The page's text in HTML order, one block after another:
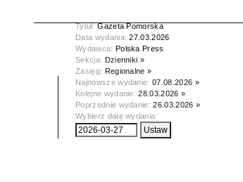
Tytuł:Gazeta Pomorska
Data wydania:27.03.2026
Wydawca: Polska Press
Sekcja: Dzienniki »
Zasięg: Regionalne »
Najnowsze wydanie:07.08.2026 »
Kolejne wydanie:28.03.2026 »
Poprzednie wydanie:26.03.2026 »
Wybierz datę wydania: